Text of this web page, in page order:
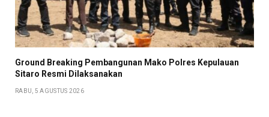
Ground Breaking Pembangunan Mako Polres Kepulauan
Sitaro Resmi Dilaksanakan
RABU, 5 AGUSTUS 2026